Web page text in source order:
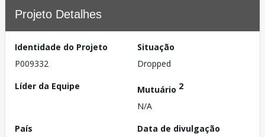
Projeto Detalhes
Identidade do Projeto
P009332
Situação
Dropped
Líder da Equipe
Mutuário 2
N/A
País
Data de divulgação